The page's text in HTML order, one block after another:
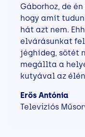
Gáborhoz, de
hogy amit
hát azt nem.
elvárásunkat
jéghideg, sötét
megállta a
kutyával az
Erős Antónia
Televíziós